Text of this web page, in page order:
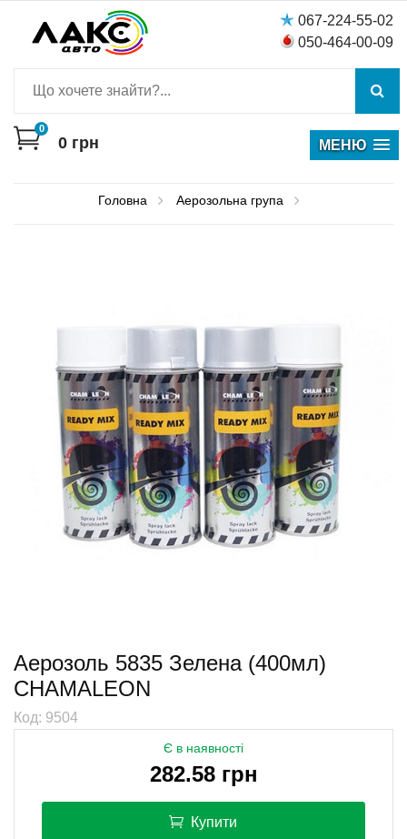
067-224-55-02
050-464-00-09
0
0 грн МЕНЮ
Головна Аерозольна група
Аерозоль 5835 Зелена (400мл)
CHAMALEON
Код: 9504
Є в наявності
282.58 грн
Купити